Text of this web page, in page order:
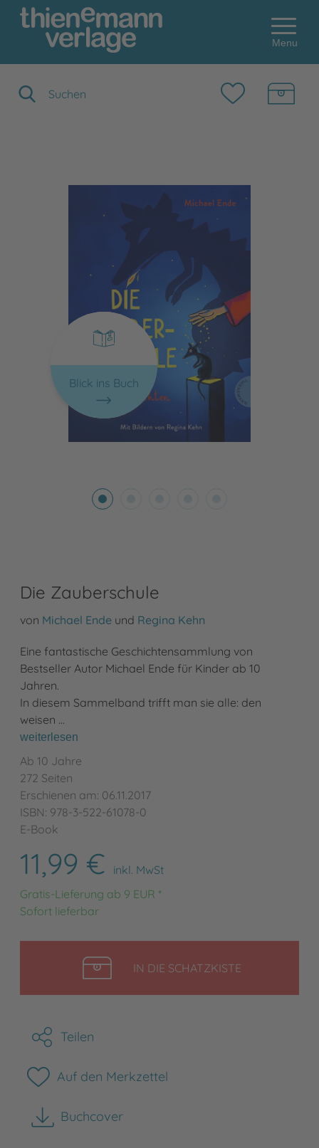
Menu
Blick ins Buch
Die Zauberschule
von Michael Ende und Regina Kehn
Eine fantastische Geschichtensammlung von
Bestseller Autor Michael Ende für Kinder ab 10
Jahren.
In diesem Sammelband trifft man sie alle: den
weisen …
weiterlesen
Ab 10 Jahre
272 Seiten
Erschienen am: 06.11.2017
ISBN: 978-3-522-61078-0
E-Book
11,99 €
inkl. MwSt
Gratis-Lieferung ab 9 EUR *
Sofort lieferbar
IN DIE SCHATZKISTELEGEN
Teilen
Auf den Merkzettel
Buchcover
herunterladen